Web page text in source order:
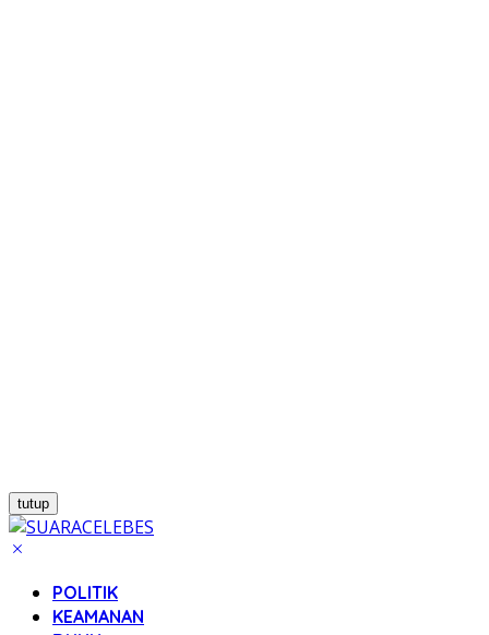
tutup
POLITIK
KEAMANAN